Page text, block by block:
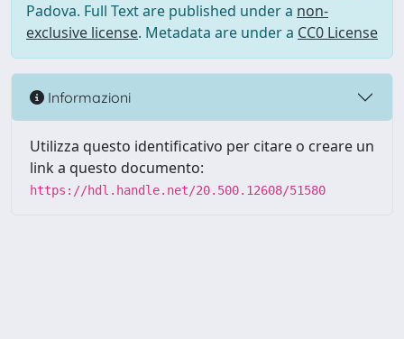
Padova. Full Text are published under a non-
exclusive license. Metadata are under a CC0 License
Informazioni
Utilizza questo identificativo per citare o creare un
link a questo documento:
https://hdl.handle.net/20.500.12608/51580